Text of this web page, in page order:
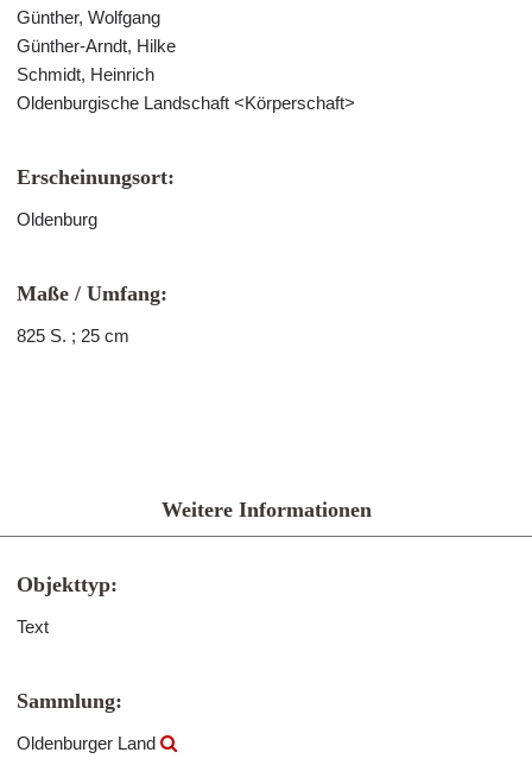
Günther, Wolfgang
Günther-Arndt, Hilke
Schmidt, Heinrich
Oldenburgische Landschaft <Körperschaft>
Erscheinungsort:
Oldenburg
Maße / Umfang:
825 S. ; 25 cm
Weitere Informationen
Objekttyp:
Text
Sammlung:
Oldenburger Land